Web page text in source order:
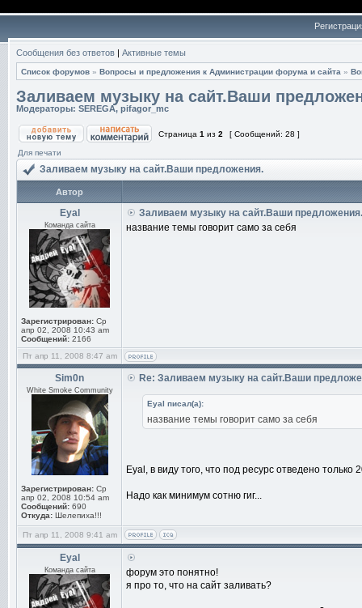
Сообщения без ответов | Активные темы
Список форумов » Вопросы и предложения к Администрации форума и сайта »
Заливаем музыку на сайт.Ваши
Модераторы: SEREGA, pifagor_mc
Страница 1 из 2 [ Сообщений: 28 ]
Для печати
Заливаем музыку на сайт.Ваши предложения.
Автор
Eyal
Команда сайта
Зарегистрирован: Ср
апр 02, 2008 10:43 am
Сообщений: 2166
Заливаем музыку на сайт.Ваши предложения.
название темы говорит само за себя
Пт апр 11, 2008 8:47 am
Sim0n
White Smoke Community
Зарегистрирован: Ср
апр 02, 2008 10:54 am
Сообщений: 690
Откуда: Шелепиха!!!
Re: Заливаем музыку на сайт.Ваши
Eyal писал(а):
название темы говорит само за себя
Eyal, в виду того, что под ресурс отведено
Надо как минимум сотню гиг...
Пт апр 11, 2008 9:41 am
Eyal
Команда сайта
форум это понятно!
я про то, что на сайт заливать?